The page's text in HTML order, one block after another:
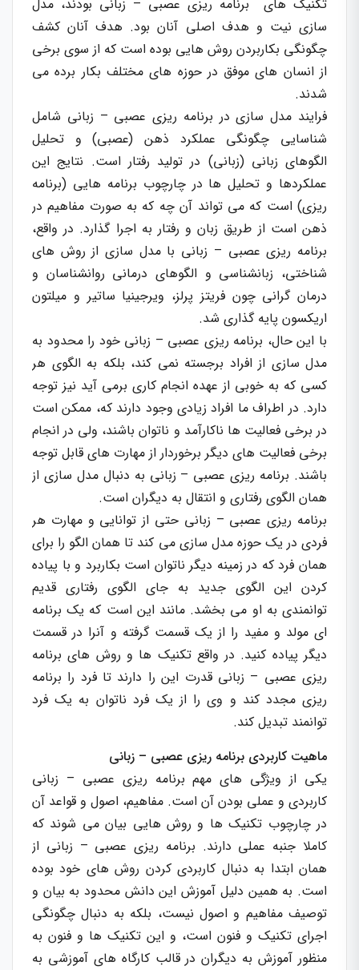
تکنیک های برنامه ریزی عصبی – زبانی بودند، مدل
سازی نیت و هدف اصلی آنان بود. هدف آنان کشف
چگونگی بکاربردن روش هایی بوده است که از سوی برخی
از انسان های موفق در حوزه های مختلف بکار برده می
شدند.
فرایند مدل سازی در برنامه ریزی عصبی – زبانی شامل
شناسایی چگونگی عملکرد ذهن (عصبی) و تحلیل
الگوهای زبانی (زبانی) در تولید رفتار است. نتایج این
عملکردها و تحلیل ها در چارچوب برنامه هایی (برنامه
ریزی) است که می تواند آن چه که به صورت مفاهیم در
ذهن است از طریق زبان و رفتار به اجرا گذارد. در واقع،
برنامه ریزی عصبی – زبانی با مدل سازی از روش های
شناختی، زبانشناسی و الگوهای درمانی روانشناسان و
درمان گرانی چون فریتز پرلز، ویرجینیا ساتیر و میلتون
اریکسون پایه گذاری شد.
با این حال، برنامه ریزی عصبی – زبانی خود را محدود به
مدل سازی از افراد برجسته نمی کند، بلکه به الگوی هر
کسی که به خوبی از عهده انجام کاری برمی آید نیز توجه
دارد. در اطراف ما افراد زیادی وجود دارند که، ممکن است
در برخی فعالیت ها ناکارآمد و ناتوان باشند، ولی در انجام
برخی فعالیت های دیگر برخوردار از مهارت های قابل توجه
باشند. برنامه ریزی عصبی – زبانی به دنبال مدل سازی از
همان الگوی رفتاری و انتقال به دیگران است.
برنامه ریزی عصبی – زبانی حتی از توانایی و مهارت هر
فردی در یک حوزه مدل سازی می کند تا همان الگو را برای
همان فرد که در زمینه دیگر ناتوان است بکاربرد و با پیاده
کردن این الگوی جدید به جای الگوی رفتاری قدیم
توانمندی به او می بخشد. مانند این است که یک برنامه
ای مولد و مفید را از یک قسمت گرفته و آنرا در قسمت
دیگر پیاده کنید. در واقع تکنیک ها و روش های برنامه
ریزی عصبی – زبانی قدرت این را دارند تا فرد را برنامه
ریزی مجدد کند و وی را از یک فرد ناتوان به یک فرد
توانمند تبدیل کند.
ماهیت کاربردی برنامه ریزی عصبی – زبانی
یکی از ویژگی های مهم برنامه ریزی عصبی – زبانی
کاربردی و عملی بودن آن است. مفاهیم، اصول و قواعد آن
در چارچوب تکنیک ها و روش هایی بیان می شوند که
کاملا جنبه عملی دارند. برنامه ریزی عصبی – زبانی از
همان ابتدا به دنبال کاربردی کردن روش های خود بوده
است. به همین دلیل آموزش این دانش محدود به بیان و
توصیف مفاهیم و اصول نیست، بلکه به دنبال چگونگی
اجرای تکنیک و فنون است، و این تکنیک ها و فنون به
منظور آموزش به دیگران در قالب کارگاه های آموزشی به